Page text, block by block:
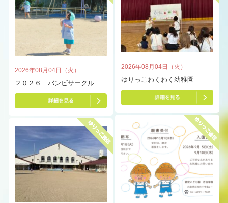
2026年08月04日（火）
２０２６ バンビサークル
2026年08月04日（火）
ゆりっこわくわく幼稚園